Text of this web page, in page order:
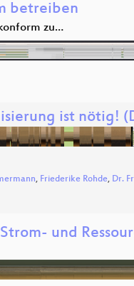
betreiben
zu…
ist nötig!
, Friederike Rohde, Dr.
und